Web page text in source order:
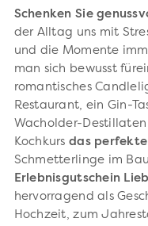
Schenken Sie
der Alltag uns mit
und die Momente
man sich bewusst
romantisches
Restaurant, ein Gin-
Wacholder-
Kochkurs das perfekte
Schmetterlinge im
Erlebnisgutschein
hervorragend als
Hochzeit, zum